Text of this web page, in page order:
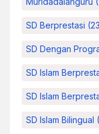
SD Berprestasi
SD Dengan
SD Islam
SD Islam
SD Islam Bilingual